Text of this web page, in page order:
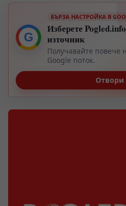
G
БЪРЗА НАСТРОЙКА В
Изберете
източник
Получавайте
Google поток.
Отвори